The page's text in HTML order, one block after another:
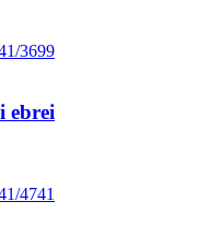
3699
ebrei
4741